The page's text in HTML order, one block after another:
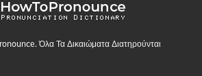
Όλα Τα Δικαιώματα Διατηρούνται